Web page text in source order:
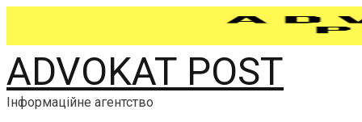
ADVOKAT POST
Інформаційне агентство